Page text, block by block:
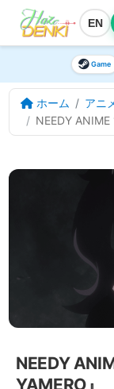
EN
Game
ホーム
アニ
NEEDY ANIME
NEEDY
YAMERO』